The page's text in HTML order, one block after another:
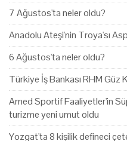
7 Ağustos'ta neler oldu?
Anadolu Ateşi'nin Troya'sı
6 Ağustos'ta neler oldu?
Türkiye İş Bankası RHM Güz
Amed Sportif Faaliyetler'in
turizme yeni umut oldu
Yozgat'ta 8 kişilik defineci